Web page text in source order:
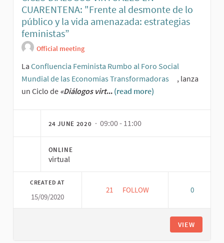
CUARENTENA: "Frente al desmonte de lo
público y la vida amenazada: estrategias
feministas”
Official meeting
La Confluencia Feminista Rumbo al Foro Social
Mundial de las Economías Transformadoras
, lanza
un Ciclo de «Diálogos virt... (read more)
24 JUNE 2020 · 09:00 - 11:00
ONLINE
virtual
CREATED AT
15/09/2020
21 21 FOLLOWERS
FOLLOW 0
VIEW